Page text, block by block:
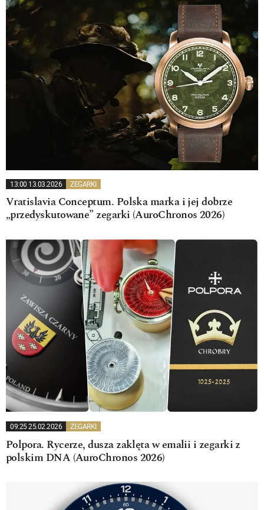
13:00 13.03.2026 ZEGARKI
Vratislavia Conceptum. Polska marka i jej dobrze
„przedyskutowane” zegarki (AuroChronos 2026)
09:25 25.02.2026 ZEGARKI
Polpora. Rycerze, dusza zaklęta w emalii i zegarki z
polskim DNA (AuroChronos 2026)